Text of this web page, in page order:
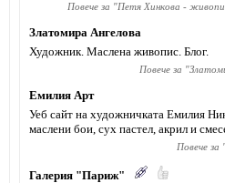
Повече за "Петя Хинкова -
Златомира Ангелова
Художник. Маслена живопис. Блог.
Повече за "
Емилия Арт
Уеб сайт на художничката Емилия
маслени бои, сух пастел, акрил и
Повече за
Галерия "Париж"